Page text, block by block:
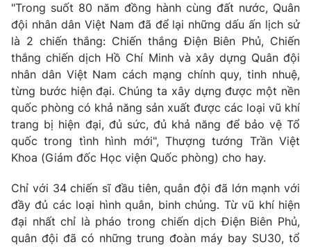
VTV4 Vươn mình bằng AI
VTV9 VTV8
Liên hệ tòa soạn English
THỜI BÁO VTV
"Trong suốt 80 năm đồng hành cùng đất nước, Quân
đội nhân dân Việt Nam đã để lại những dấu ấn lịch sử
là 2 chiến thắng: Chiến thắng Điện Biên Phủ, Chiến
thắng chiến dịch Hồ Chí Minh và xây dựng Quân đội
nhân dân Việt Nam cách mạng chính quy, tinh nhuệ,
từng bước hiện đại. Chúng ta xây dựng được một nền
quốc phòng có khả năng sản xuất được các loại vũ khí
trang bị hiện đại, đủ sức, đủ khả năng để bảo vệ Tổ
quốc trong tình hình mới", Thượng tướng Trần Việt
Khoa (Giám đốc Học viện Quốc phòng) cho hay.
Chỉ với 34 chiến sĩ đầu tiên, quân đội đã lớn mạnh với
đầy đủ các loại hình quân, binh chủng. Từ vũ khí hiện
đại nhất chỉ là pháo trong chiến dịch Điện Biên Phủ,
quân đội đã có những trung đoàn máy bay SU30, tổ